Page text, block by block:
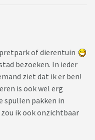
of dierentuin
bezoeken. In ieder
ziet dat ik er ben!
is ook wel erg
spullen pakken in
ik ook onzichtbaar